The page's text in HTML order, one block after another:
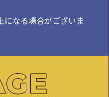
になる場合がございま